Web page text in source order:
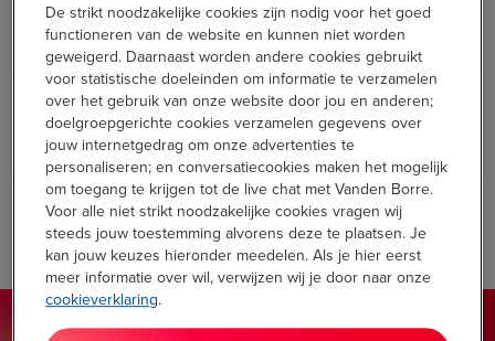
Test: Krups Intuition Experience +
espressomachine
In de keuken
, Thuis
Onze winkels vandenborre.be
De strikt noodzakelijke cookies zijn nodig voor het goed
functioneren van de website en kunnen niet worden
geweigerd. Daarnaast worden andere cookies gebruikt
voor statistische doeleinden om informatie te verzamelen
over het gebruik van onze website door jou en anderen;
doelgroepgerichte cookies verzamelen gegevens over
jouw internetgedrag om onze advertenties te
personaliseren; en conversatiecookies maken het mogelijk
om toegang te krijgen tot de live chat met Vanden Borre.
Voor alle niet strikt noodzakelijke cookies vragen wij
steeds jouw toestemming alvorens deze te plaatsen. Je
kan jouw keuzes hieronder meedelen. Als je hier eerst
meer informatie over wil, verwijzen wij je door naar onze
cookieverklaring.